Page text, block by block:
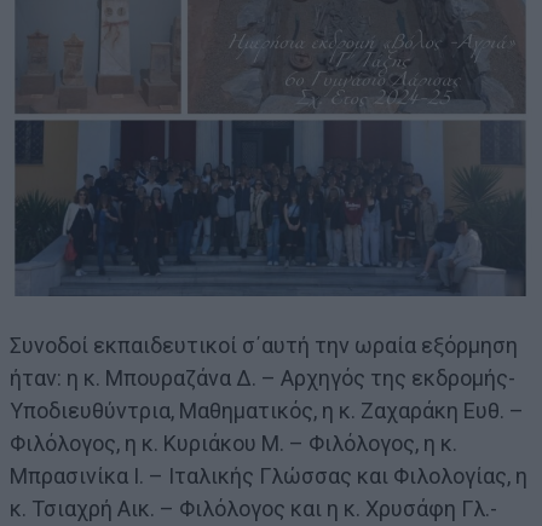
Συνοδοί εκπαιδευτικοί σ΄αυτή την ωραία εξόρμηση
ήταν: η κ. Μπουραζάνα Δ. – Αρχηγός της εκδρομής-
Υποδιευθύντρια, Μαθηματικός, η κ. Ζαχαράκη Ευθ. –
Φιλόλογος, η κ. Κυριάκου Μ. – Φιλόλογος, η κ.
Μπρασινίκα Ι. – Ιταλικής Γλώσσας και Φιλολογίας, η
κ. Τσιαχρή Αικ. – Φιλόλογος και η κ. Χρυσάφη Γλ.-